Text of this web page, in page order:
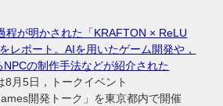
程が明かされた「KRAFTON × ReLU
レポート。AIを用いたゲーム開発や，
の制作手法などが紹介された
月5日，トークイベント
開発トーク」を東京都内で開催